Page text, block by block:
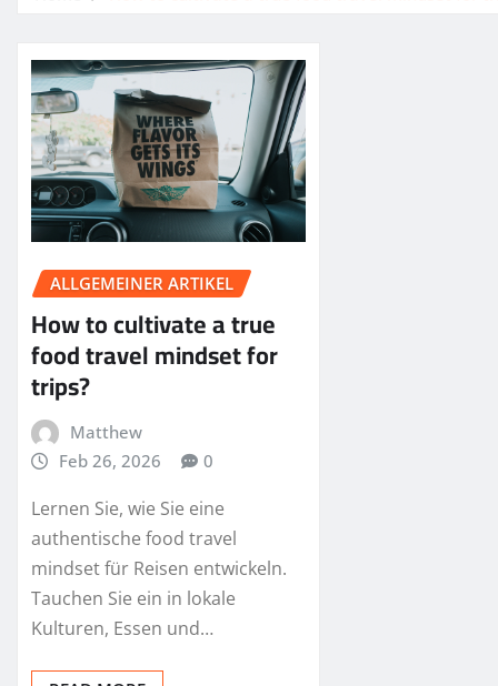
ALLGEMEINER ARTIKEL
How to cultivate a true
food travel mindset for
trips?
Matthew
Feb 26, 2026
0
Lernen Sie, wie Sie eine
authentische food travel
mindset für Reisen entwickeln.
Tauchen Sie ein in lokale
Kulturen, Essen und…